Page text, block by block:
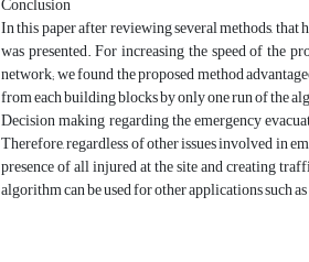
In this paper after reviewing several methods,
was presented. For increasing the speed of the
network; we found the proposed method
from each building blocks by only one run of the
Decision making regarding the emergency
Therefore, regardless of other issues involved in
presence of all injured at the site and creating
algorithm can be used for other applications such